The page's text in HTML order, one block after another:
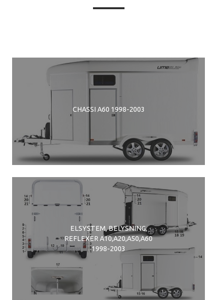
CHASSI A60 1998-2003
ELSYSTEM, BELYSNING,
REFLEXER A10,A20,A50,A60
1998-2003